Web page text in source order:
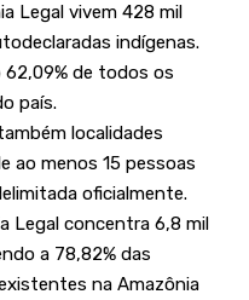
Legal vivem 428 mil
indígenas.
62,09% de todos os
país.
localidades
ao menos 15 pessoas
oficialmente.
Legal concentra 6,8 mil
a 78,82% das
na Amazônia